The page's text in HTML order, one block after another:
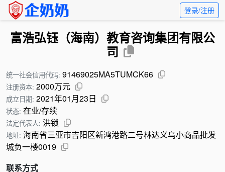
登录/注册
富浩弘钰（海南）教育咨询集团有限公
司
统一社会信用代码: 91469025MA5TUMCK66
注册资本: 2000万元
成立日期: 2021年01月23日
状态: 在业/存续
法定代表人: 洪锁
地址: 海南省三亚市吉阳区新鸿港路二号林达义乌小商品批发
城负一楼0019
联系方式